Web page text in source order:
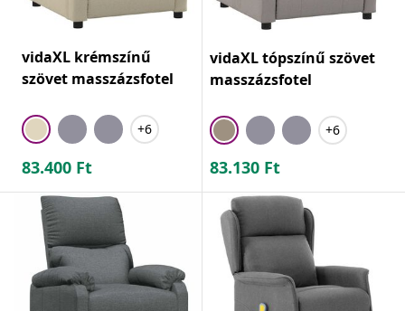
vidaXL krémszínű
szövet masszázsfotel
+6
83.400 Ft
vidaXL tópszínű szövet
masszázsfotel
+6
83.130 Ft